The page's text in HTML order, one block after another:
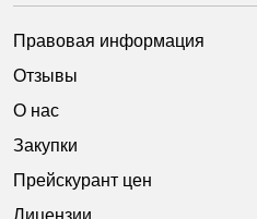
Правовая информация
Отзывы
О нас
Закупки
Прейскурант цен
Лицензии